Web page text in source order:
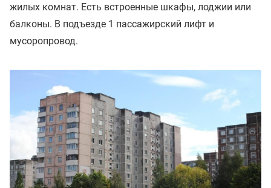
жилых комнат. Есть встроенные шкафы, лоджии или
балконы. В подъезде 1 пассажирский лифт и
мусоропровод.